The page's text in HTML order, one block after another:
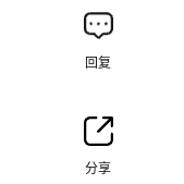
回复
分享